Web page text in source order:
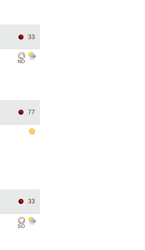
33
NO
77
33
SO